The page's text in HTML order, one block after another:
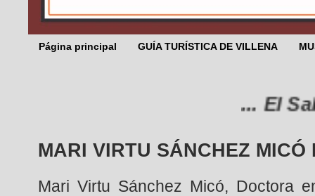
Página principal GUÍA TURÍSTICA DE VILLENA
... El
MARI VIRTU SÁNCHEZ MICÓ
Mari Virtu Sánchez Micó, Doctora